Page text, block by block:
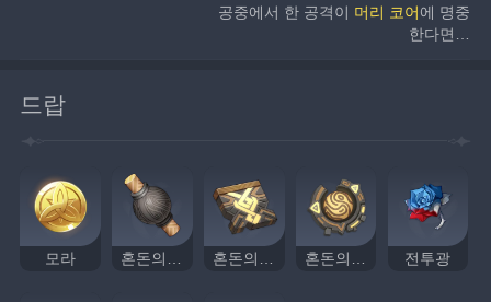
공중에서 한 공격이 머리 코어에 명중
한다면…
드랍
모라 혼돈의 장치 혼돈의 회로 혼돈의 노심 전투광